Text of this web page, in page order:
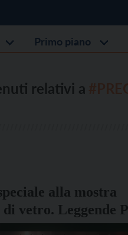
Primo piano
relativi a
alla mostra
vetro. Leggende